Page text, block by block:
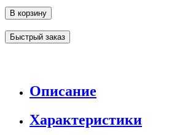
В корзину
Быстрый заказ
Описание
Характеристики